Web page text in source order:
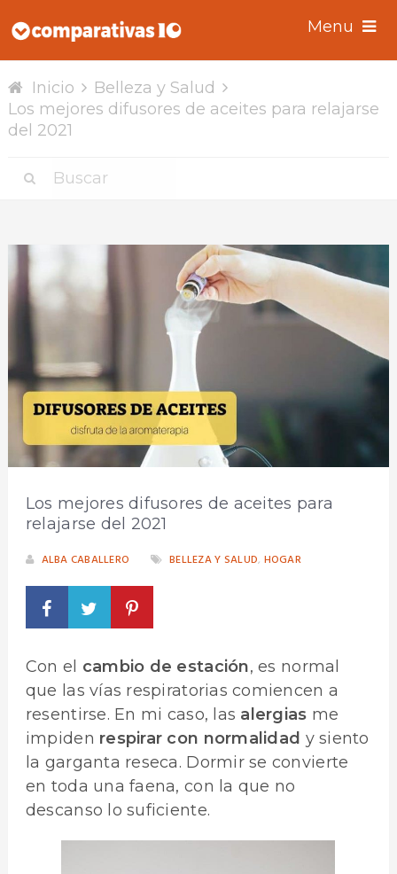
Menu
Inicio
Belleza y Salud
Los mejores difusores de aceites para relajarse
del 2021
Los mejores difusores de aceites para
relajarse del 2021
ALBA CABALLERO BELLEZA Y SALUD, HOGAR
Con el cambio de estación, es normal
que las vías respiratorias comiencen a
resentirse. En mi caso, las alergias me
impiden respirar con normalidad y siento
la garganta reseca. Dormir se convierte
en toda una faena, con la que no
descanso lo suficiente.